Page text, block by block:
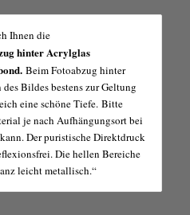
Ihnen die
hinter Acrylglas
Beim Fotoabzug hinter
Bildes bestens zur Geltung
eine schöne Tiefe. Bitte
je nach Aufhängungsort bei
Der puristische Direktdruck
Die hellen Bereiche
leicht metallisch.“